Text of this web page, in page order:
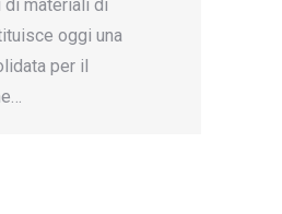
materiali di
oggi una
per il